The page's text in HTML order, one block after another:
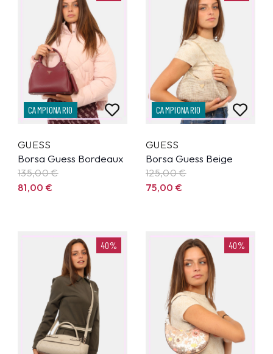
CAMPIONARIO
GUESS
Borsa Guess Bordeaux
135,00€
81,00€
CAMPIONARIO
GUESS
Borsa Guess Beige
125,00€
75,00€
40% 40%